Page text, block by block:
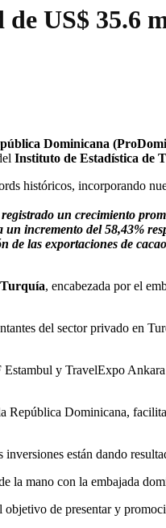
US$ 35.6
Dominicana
Instituto de Estadística de
históricos, incorporando
un crecimiento
incremento del 58,43%
las exportaciones de
Turquía, encabezada por el
del sector privado
y TravelExpo
Dominicana,
están dando
la mano con la embajada
de presentar y